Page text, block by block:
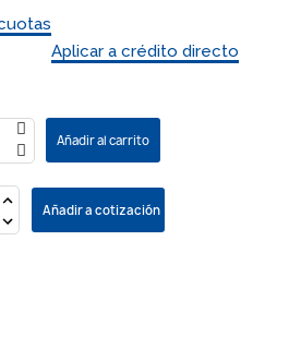
Aplicar a crédito directo
Añadir al carrito
Añadir a cotización